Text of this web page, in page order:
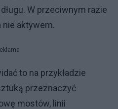
W przeciwnym razie
nie aktywem.
to na przykładzie
przeznaczyć
mostów, linii